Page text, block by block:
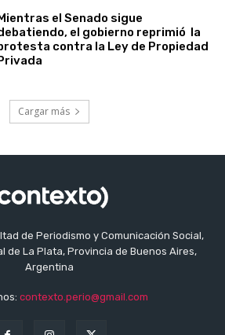
el Senado sigue
el gobierno reprimió la
contra la Ley de Propiedad
Cargar más
de Periodismo y Comunicación Social,
de La Plata, Provincia de Buenos Aires,
Argentina
contexto.perio@gmail.com